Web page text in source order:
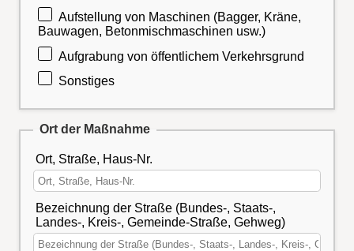
Aufstellung von Maschinen (Bagger, Kräne,
Bauwagen, Betonmischmaschinen usw.)
Aufgrabung von öffentlichem Verkehrsgrund
Sonstiges
Ort der Maßnahme
Ort, Straße, Haus-Nr.
Bezeichnung der Straße (Bundes-, Staats-,
Landes-, Kreis-, Gemeinde-Straße, Gehweg)